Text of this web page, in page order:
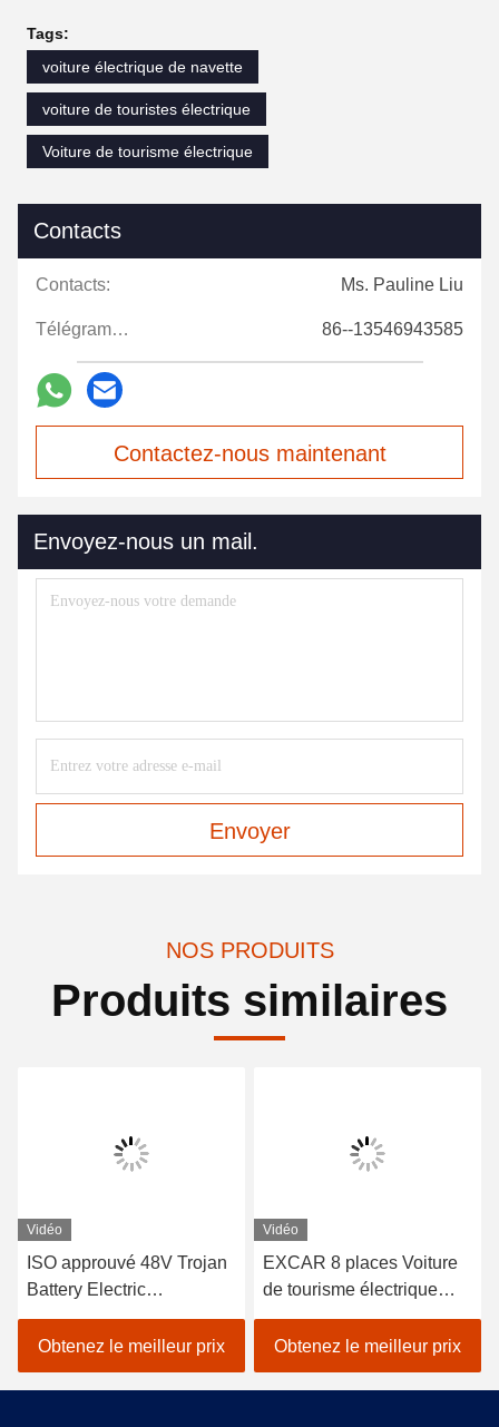
Tags:
voiture électrique de navette
voiture de touristes électrique
Voiture de tourisme électrique
Contacts
Contacts: Ms. Pauline Liu
Télégramme: 86--13546943585
Contactez-nous maintenant
Envoyez-nous un mail.
Envoyer
NOS PRODUITS
Produits similaires
Vidéo
ISO approuvé 48V Trojan
Battery Electric
Sightseeing Passenger
Car avec contrôleur Curtis
pour un fonctionnement
économe en énergie dans
Obtenez le meilleur prix
Vidéo
EXCAR 8 places Voiture
de tourisme électrique
blanche touristique avec
chargeur 17AH, adapté
aux zones urbaines et de
villégiature
Obtenez le meilleur prix